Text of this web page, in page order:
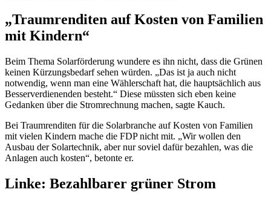
„Traumrenditen auf Kosten von Familien
mit Kindern“
Beim Thema Solarförderung wundere es ihn nicht, dass die Grünen
keinen Kürzungsbedarf sehen würden. „Das ist ja auch nicht
notwendig, wenn man eine Wählerschaft hat, die hauptsächlich aus
Besserverdienenden besteht.“ Diese müssten sich eben keine
Gedanken über die Stromrechnung machen, sagte Kauch.
Bei Traumrenditen für die Solarbranche auf Kosten von Familien
mit vielen Kindern mache die FDP nicht mit. „Wir wollen den
Ausbau der Solartechnik, aber nur soviel dafür bezahlen, was die
Anlagen auch kosten“, betonte er.
Linke: Bezahlbarer grüner Strom